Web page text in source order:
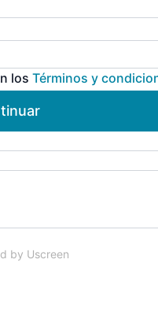
los Términos y
by Uscreen